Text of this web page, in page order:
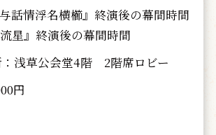
話情浮名横櫛』終演後の幕間時間
』終演後の幕間時間
：浅草公会堂4階 2階席ロビー
円